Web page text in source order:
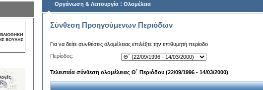
Οργάνωση & Λειτουργία : Ολομέλεια
Σύνθεση Προηγούμενων Περιόδων
Για να δείτε συνθέσεις ολομέλειας επιλέξτε την επιθυμητή περίοδο
Περίοδος:
Τελευταία σύνθεση ολομέλειας Θ΄ Περιόδου (22/09/1996 - 14/03/2000)